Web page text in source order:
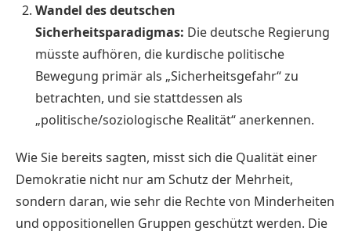
Wandel des deutschen
Sicherheitsparadigmas: Die deutsche Regierung
müsste aufhören, die kurdische politische
Bewegung primär als „Sicherheitsgefahr“ zu
betrachten, und sie stattdessen als
„politische/soziologische Realität“ anerkennen.
Wie Sie bereits sagten, misst sich die Qualität einer
Demokratie nicht nur am Schutz der Mehrheit,
sondern daran, wie sehr die Rechte von Minderheiten
und oppositionellen Gruppen geschützt werden. Die